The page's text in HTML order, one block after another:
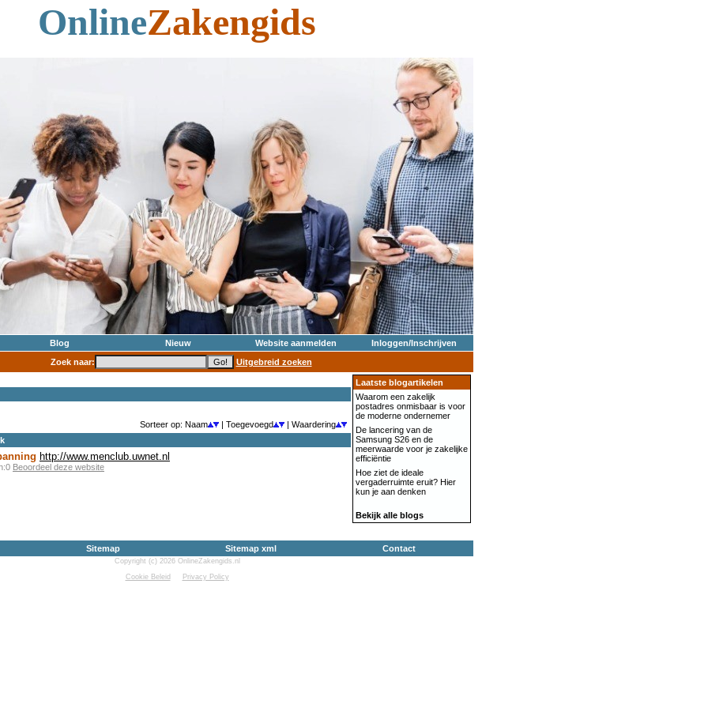
OnlineZakengids
Blog Nieuw Website aanmelden
Inloggen/Inschrijven
Zoek naar:
Uitgebreid zoeken
Sorteer op: Naam | Toegevoegd
| Waardering
http://www.menclub.uwnet.nl
Beoordeel deze website
Laatste blogartikelen
Waarom een zakelijk
postadres onmisbaar is voor
de moderne ondernemer
De lancering van de
Samsung S26 en de
meerwaarde voor je zakelijke
efficiëntie
Hoe ziet de ideale
vergaderruimte eruit? Hier
kun je aan denken
Bekijk alle blogs
Sitemap Sitemap xml Contact
Copyright (c) 2026 OnlineZakengids.nl
Cookie Beleid
Privacy Policy